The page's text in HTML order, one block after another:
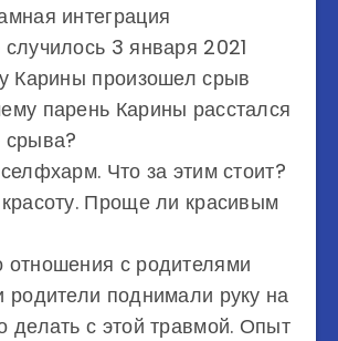
интеграция
3 января 2021
Карины произошел срыв
парень Карины расстался
срыва?
Что за этим стоит?
Проще ли красивым
с родителями
родители поднимали руку на
делать с этой травмой. Опыт